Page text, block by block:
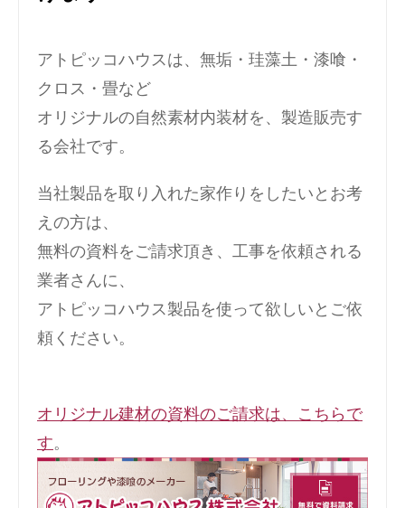
アトピッコハウスは、無垢・珪藻土・漆喰・
クロス・畳など
オリジナルの自然素材内装材を、製造販売す
る会社です。
当社製品を取り入れた家作りをしたいとお考
えの方は、
無料の資料をご請求頂き、工事を依頼される
業者さんに、
アトピッコハウス製品を使って欲しいとご依
頼ください。
オリジナル建材の資料のご請求は、こちらで
す。